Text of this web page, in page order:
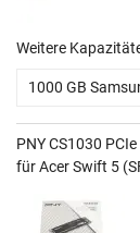
Weitere
1000 GB
PNY CS1030
für Acer Swift 5